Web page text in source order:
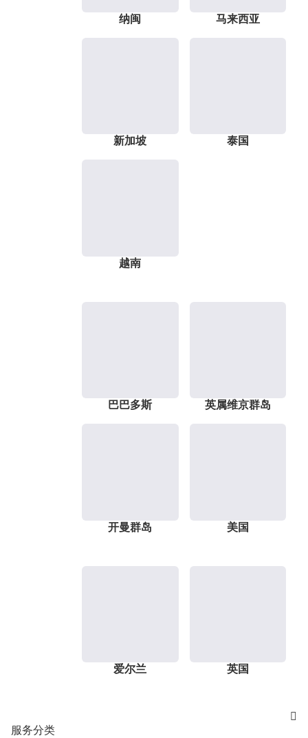
纳闽 马来西亚
新加坡 泰国
越南
巴巴多斯 英属维京群岛
开曼群岛 美国
爱尔兰 英国

服务分类